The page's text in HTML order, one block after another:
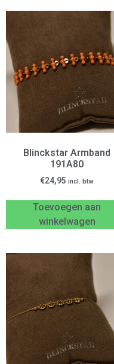
Blinckstar Armband
191A80
€24,95 incl. btw
Toevoegen aan
winkelwagen